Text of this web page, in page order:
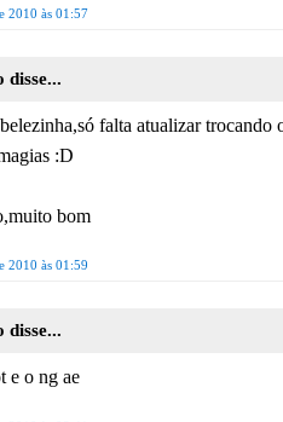
2010 às 01:57
disse...
falta atualizar trocando
:D
bom
2010 às 01:59
disse...
e o ng ae